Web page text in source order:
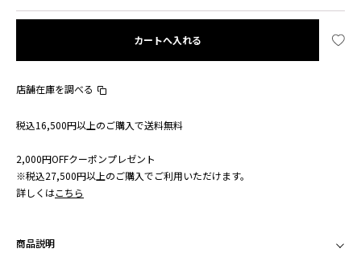
カートへ入れる
店舗在庫を調べる
税込16,500円以上のご購入で送料無料
2,000円OFFクーポンプレゼント
※税込27,500円以上のご購入でご利用いただけます。
詳しくはこちら
商品説明